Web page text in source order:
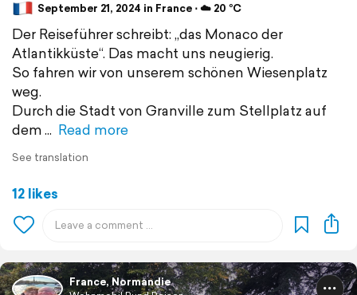
September 21, 2024 in France ⋅ ☁️ 20 °C
Der Reiseführer schreibt: „das Monaco der
Atlantikküste“. Das macht uns neugierig.
So fahren wir von unserem schönen Wiesenplatz
weg.
Durch die Stadt von Granville zum Stellplatz auf
dem
Read more
See translation
12 likes
France, Normandie